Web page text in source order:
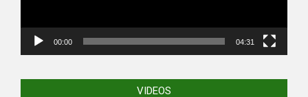
00:00 04:31
VIDEOS